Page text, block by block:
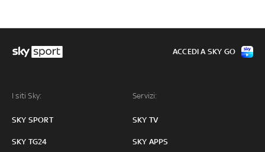
I siti Sky:
SKY SPORT
SKY TG24
Servizi:
SKY TV
SKY APPS
ACCEDI A SKY GO